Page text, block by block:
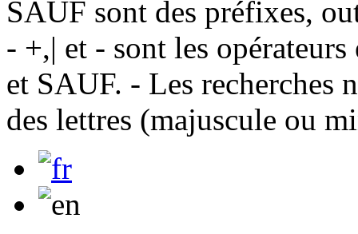
SAUF sont des préfixes,
- +,| et - sont les
et SAUF. - Les recherches
des lettres (majuscule ou